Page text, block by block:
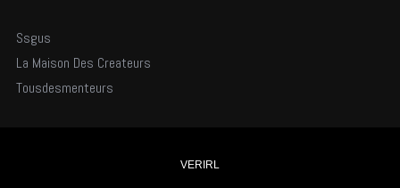
Ssgus
La Maison Des Createurs
Tousdesmenteurs
VERIRL